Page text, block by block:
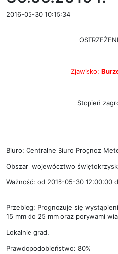
2016-05-30 10:15:34
Zjawisko:
Stopień
Biuro: Centralne Biuro Prognoz
Obszar: województwo
Ważność: od 2016-05-30 12:00:00
Przebieg: Prognozuje się
15 mm do 25 mm oraz porywami
Lokalnie grad.
Prawdopodobieństwo: 80%